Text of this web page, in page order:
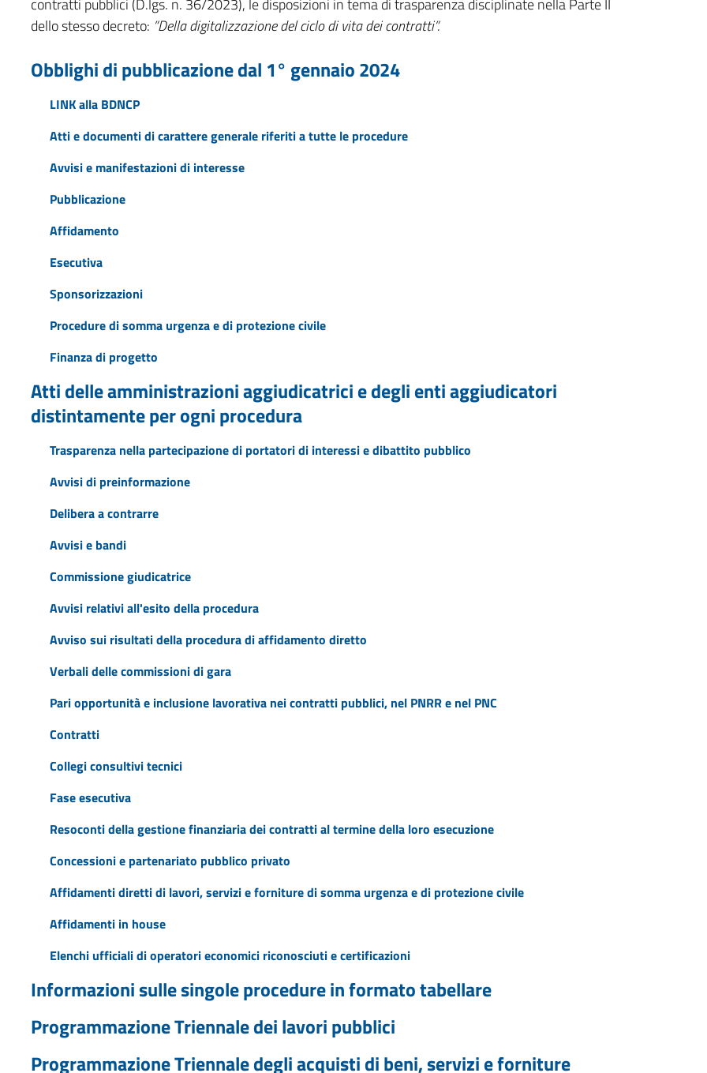
contratti pubblici (D.lgs. n. 36/2023), le disposizioni in tema di trasparenza disciplinate nella Parte II
dello stesso decreto: ”Della digitalizzazione del ciclo di vita dei contratti”.
Obblighi di pubblicazione dal 1° gennaio 2024
LINK alla BDNCP
Atti e documenti di carattere generale riferiti a tutte le procedure
Avvisi e manifestazioni di interesse
Pubblicazione
Affidamento
Esecutiva
Sponsorizzazioni
Procedure di somma urgenza e di protezione civile
Finanza di progetto
Atti delle amministrazioni aggiudicatrici e degli enti aggiudicatori
distintamente per ogni procedura
Trasparenza nella partecipazione di portatori di interessi e dibattito pubblico
Avvisi di preinformazione
Delibera a contrarre
Avvisi e bandi
Commissione giudicatrice
Avvisi relativi all'esito della procedura
Avviso sui risultati della procedura di affidamento diretto
Verbali delle commissioni di gara
Pari opportunità e inclusione lavorativa nei contratti pubblici, nel PNRR e nel PNC
Contratti
Collegi consultivi tecnici
Fase esecutiva
Resoconti della gestione finanziaria dei contratti al termine della loro esecuzione
Concessioni e partenariato pubblico privato
Affidamenti diretti di lavori, servizi e forniture di somma urgenza e di protezione civile
Affidamenti in house
Elenchi ufficiali di operatori economici riconosciuti e certificazioni
Informazioni sulle singole procedure in formato tabellare
Programmazione Triennale dei lavori pubblici
Programmazione Triennale degli acquisti di beni, servizi e forniture